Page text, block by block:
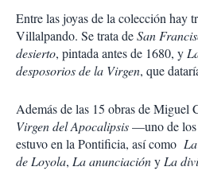
Entre las joyas de la colección hay
Villalpando. Se trata deSan
desierto, pintada antes de 1680, y
desposorios de la Virgen, que
Además de las 15 obras de Miguel
Virgen del Apocalipsis—uno de
estuvo en la Pontificia, así como
de Loyola, La anunciaciónyLa